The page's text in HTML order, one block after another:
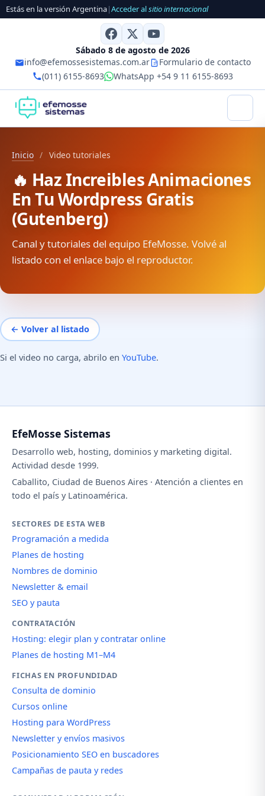
Estás en la versión Argentina|Acceder alsitio internacional
Sábado 8 de agosto de 2026
info@efemossesistemas.com.ar
Formulario de contacto
(011) 6155-8693
WhatsApp +54 9 11 6155-8693
Inicio / Video tutoriales
🔥 Haz Increibles Animaciones
En Tu Wordpress Gratis
(Gutenberg)
Canal y tutoriales del equipo EfeMosse. Volvé al
listado con el enlace bajo el reproductor.
← Volver al listado
Si el video no carga, abrilo en YouTube.
EfeMosse Sistemas
Desarrollo web, hosting, dominios y marketing digital.
Actividad desde 1999.
Caballito, Ciudad de Buenos Aires · Atención a clientes en
todo el país y Latinoamérica.
SECTORES DE ESTA WEB
Programación a medida
Planes de hosting
Nombres de dominio
Newsletter & email
SEO y pauta
CONTRATACIÓN
Hosting: elegir plan y contratar online
Planes de hosting M1–M4
FICHAS EN PROFUNDIDAD
Consulta de dominio
Cursos online
Hosting para WordPress
Newsletter y envíos masivos
Posicionamiento SEO en buscadores
Campañas de pauta y redes